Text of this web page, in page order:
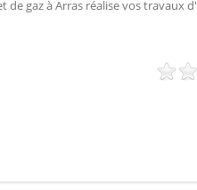
gaz à Arras réalise vos travaux